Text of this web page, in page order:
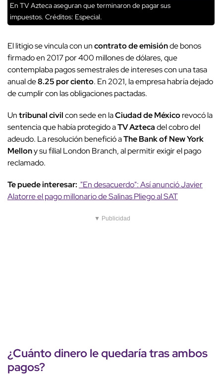
En TV Azteca aseguran que terminaron de pagar sus
impuestos. Créditos: Especial.
El litigio se vincula con uncontrato de emisiónde bonos
firmado en 2017 por 400 millones de dólares, que
contemplaba pagos semestrales de intereses con una tasa
anual de8.25 por ciento. En 2021, la empresa habría dejado
de cumplir con las obligaciones pactadas.
Untribunal civilcon sede en laCiudad de Méxicorevocó la
sentencia que había protegido aTV Aztecadel cobro del
adeudo. La resolución benefició aThe Bank of New York
Mellony su filial London Branch, al permitir exigir el pago
reclamado.
Te puede interesar: "En desacuerdo": Así anunció Javier
Alatorre el pago millonario de Salinas Pliego al SAT
▼ Publicidad
¿Cuánto dinero le quedaría tras ambos
pagos?